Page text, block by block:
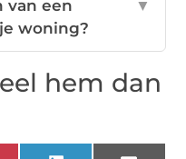
van een
woning?
▼
hem dan